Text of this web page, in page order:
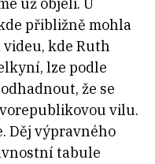
už objeli. U
přibližně mohla
kde Ruth
lze podle
že se
vilu.
Děj výpravného
tabule